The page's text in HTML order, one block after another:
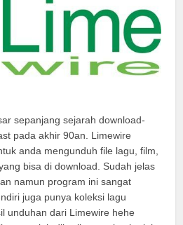
sepanjang sejarah download-
pada akhir 90an. Limewire
anda mengunduh file lagu, film,
bisa di download. Sudah jelas
namun program ini sangat
juga punya koleksi lagu
unduhan dari Limewire hehe